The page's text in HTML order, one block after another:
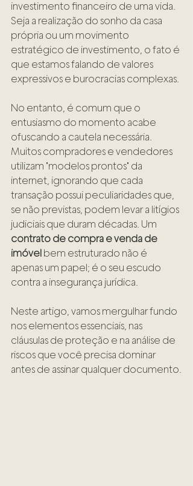
investimento financeiro de uma vida.
Seja a realização do sonho da casa
própria ou um movimento
estratégico de investimento, o fato é
que estamos falando de valores
expressivos e burocracias complexas.
No entanto, é comum que o
entusiasmo do momento acabe
ofuscando a cautela necessária.
Muitos compradores e vendedores
utilizam "modelos prontos" da
internet, ignorando que cada
transação possui peculiaridades que,
se não previstas, podem levar a litígios
judiciais que duram décadas. Um
contrato de compra e venda de
imóvel bem estruturado não é
apenas um papel; é o seu escudo
contra a insegurança jurídica.
Neste artigo, vamos mergulhar fundo
nos elementos essenciais, nas
cláusulas de proteção e na análise de
riscos que você precisa dominar
antes de assinar qualquer documento.